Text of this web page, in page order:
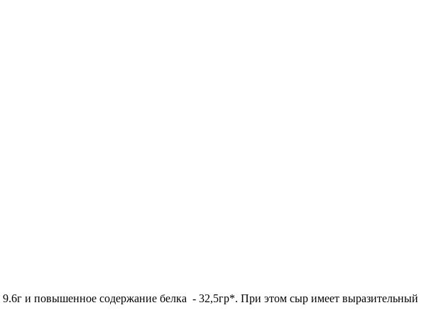
и повышенное содержание белка - 32,5гр*. При этом сыр имеет выразительный